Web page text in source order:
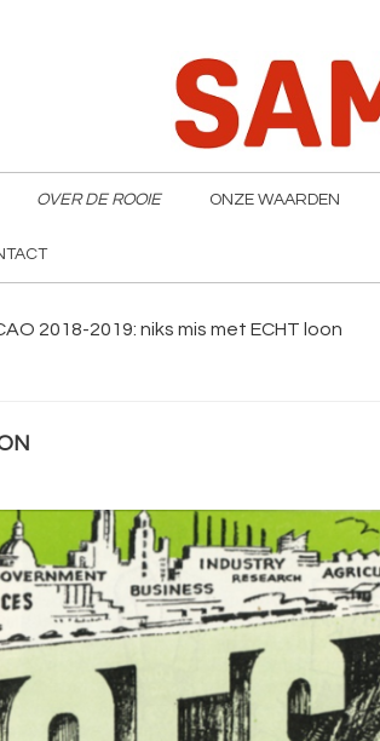
OVER DE ROOIE ONZE WAARDEN
2018-2019: niks mis met ECHT loon